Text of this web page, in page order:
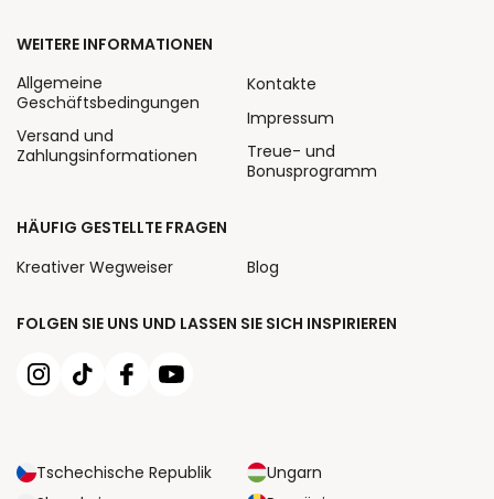
FOLGEN SIE UNS UND LASSEN SIE SICH INSPIRIEREN
Tschechische Republik
Ungarn
WEITERE INFORMATIONEN
Allgemeine
Geschäftsbedingungen
Versand und
Zahlungsinformationen
Kontakte
Impressum
Treue- und
Bonusprogramm
HÄUFIG GESTELLTE FRAGEN
Kreativer Wegweiser
Blog